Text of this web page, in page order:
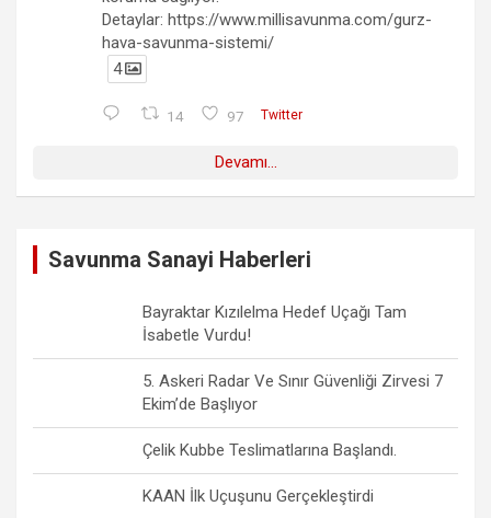
Detaylar: https://www.millisavunma.com/gurz-
hava-savunma-sistemi/
4
14 97 Twitter
Devamı...
Savunma Sanayi Haberleri
Bayraktar Kızılelma Hedef Uçağı Tam
İsabetle Vurdu!
5. Askeri Radar Ve Sınır Güvenliği Zirvesi 7
Ekim’de Başlıyor
Çelik Kubbe Teslimatlarına Başlandı.
KAAN İlk Uçuşunu Gerçekleştirdi